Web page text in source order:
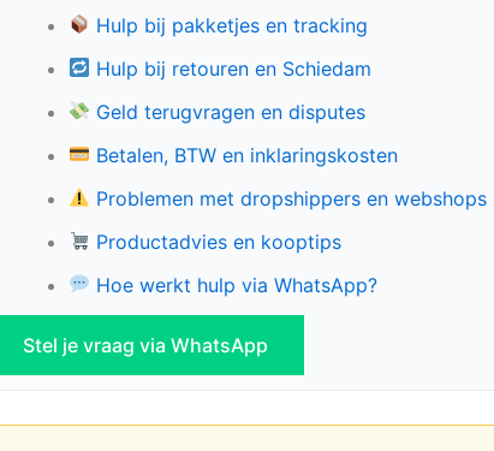
Hulp bij pakketjes en tracking
Hulp bij retouren en Schiedam
Geld terugvragen en disputes
Betalen, BTW en inklaringskosten
Problemen met dropshippers en webshops
Productadvies en kooptips
Hoe werkt hulp via WhatsApp?
Stel je vraag via WhatsApp